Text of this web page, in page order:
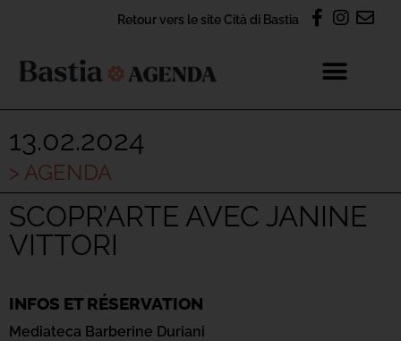
Retour vers le site Cità di Bastia
13.02.2024
> AGENDA
SCOPR’ARTE AVEC JANINE
VITTORI
INFOS ET RÉSERVATION
Mediateca Barberine Duriani